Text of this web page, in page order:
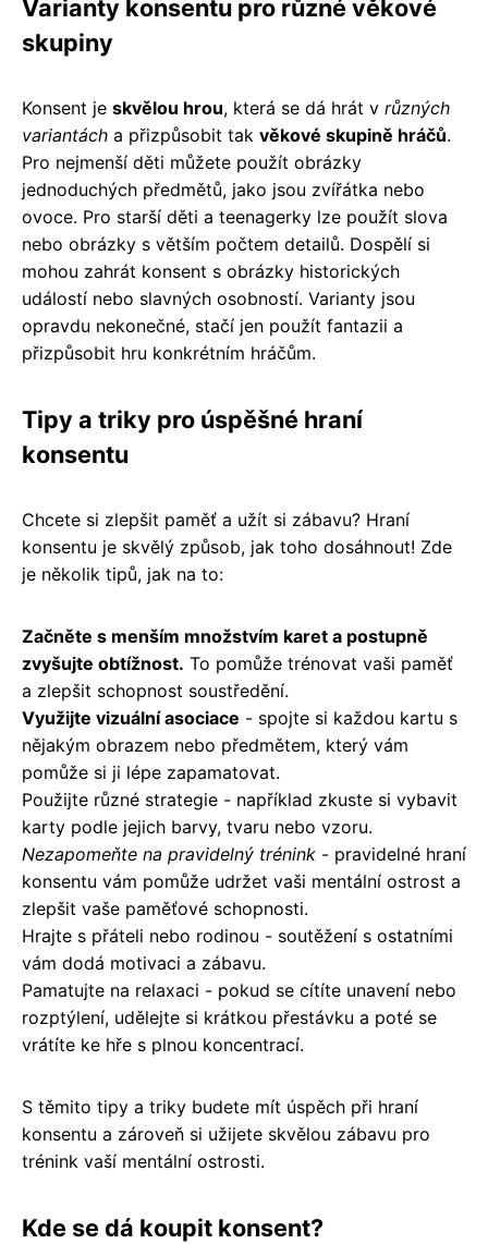
Varianty konsentu pro různé věkové
skupiny
Konsent je skvělou hrou, která se dá hrát v různých
variantách a přizpůsobit tak věkové skupině hráčů.
Pro nejmenší děti můžete použít obrázky
jednoduchých předmětů, jako jsou zvířátka nebo
ovoce. Pro starší děti a teenagerky lze použít slova
nebo obrázky s větším počtem detailů. Dospělí si
mohou zahrát konsent s obrázky historických
událostí nebo slavných osobností. Varianty jsou
opravdu nekonečné, stačí jen použít fantazii a
přizpůsobit hru konkrétním hráčům.
Tipy a triky pro úspěšné hraní
konsentu
Chcete si zlepšit paměť a užít si zábavu? Hraní
konsentu je skvělý způsob, jak toho dosáhnout! Zde
je několik tipů, jak na to:
Začněte s menším množstvím karet a postupně
zvyšujte obtížnost. To pomůže trénovat vaši paměť
a zlepšit schopnost soustředění.
Využijte vizuální asociace - spojte si každou kartu s
nějakým obrazem nebo předmětem, který vám
pomůže si ji lépe zapamatovat.
Použijte různé strategie - například zkuste si vybavit
karty podle jejich barvy, tvaru nebo vzoru.
Nezapomeňte na pravidelný trénink - pravidelné hraní
konsentu vám pomůže udržet vaši mentální ostrost a
zlepšit vaše paměťové schopnosti.
Hrajte s přáteli nebo rodinou - soutěžení s ostatními
vám dodá motivaci a zábavu.
Pamatujte na relaxaci - pokud se cítíte unavení nebo
rozptýlení, udělejte si krátkou přestávku a poté se
vrátíte ke hře s plnou koncentrací.
S těmito tipy a triky budete mít úspěch při hraní
konsentu a zároveň si užijete skvělou zábavu pro
trénink vaší mentální ostrosti.
Kde se dá koupit konsent?